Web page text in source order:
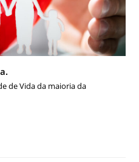
de Vida da maioria da